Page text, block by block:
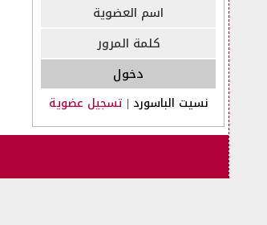
نسيت الباسورد | تسجيل عضوية